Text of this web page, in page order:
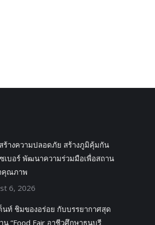
ร้างความปลอดภัย สร้างภูมิคุ้มกัน
เบอร์ พัฒนาความร่วมมือเพื่อสถาน
คุณภาพ
6, 2026
นท์ ชิมของอร่อย กับบรรยากาศสุด
น “Food Fair อาชีวศึกษาธนบุรี